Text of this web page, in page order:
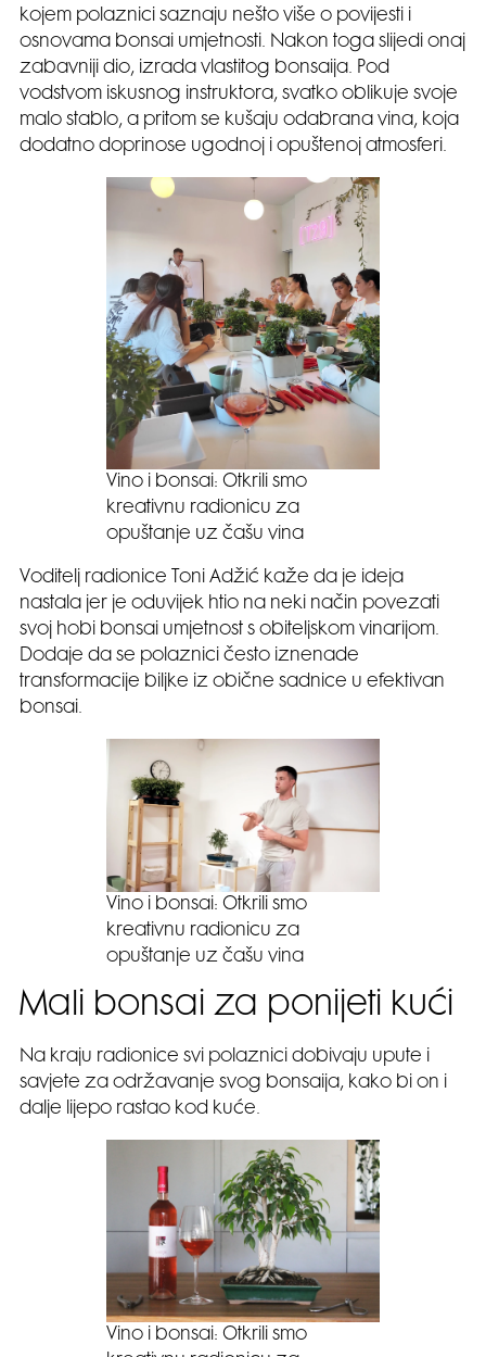
kojem polaznici saznaju nešto više o povijesti i
osnovama bonsai umjetnosti. Nakon toga slijedi onaj
zabavniji dio, izrada vlastitog bonsaija. Pod
vodstvom iskusnog instruktora, svatko oblikuje svoje
malo stablo, a pritom se kušaju odabrana vina, koja
dodatno doprinose ugodnoj i opuštenoj atmosferi.
Vino i bonsai: Otkrili smo
kreativnu radionicu za
opuštanje uz čašu vina
Voditelj radionice Toni Adžić kaže da je ideja
nastala jer je oduvijek htio na neki način povezati
svoj hobi bonsai umjetnost s obiteljskom vinarijom.
Dodaje da se polaznici često iznenade
transformacije biljke iz obične sadnice u efektivan
bonsai.
Vino i bonsai: Otkrili smo
kreativnu radionicu za
opuštanje uz čašu vina
Mali bonsai za ponijeti kući
Na kraju radionice svi polaznici dobivaju upute i
savjete za održavanje svog bonsaija, kako bi on i
dalje lijepo rastao kod kuće.
Vino i bonsai: Otkrili smo